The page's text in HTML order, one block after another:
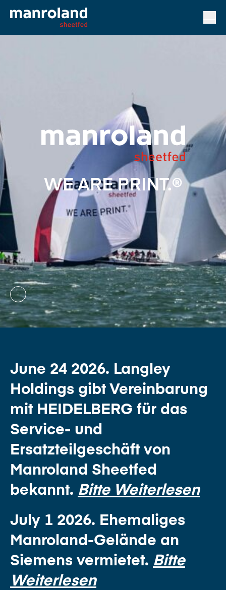
WE ARE PRINT.®
June 24 2026. Langley
Holdings gibt Vereinbarung
mit HEIDELBERG für das
Service- und
Ersatzteilgeschäft von
Manroland Sheetfed
bekannt. Bitte Weiterlesen
July 1 2026. Ehemaliges
Manroland-Gelände an
Siemens vermietet. Bitte
Weiterlesen